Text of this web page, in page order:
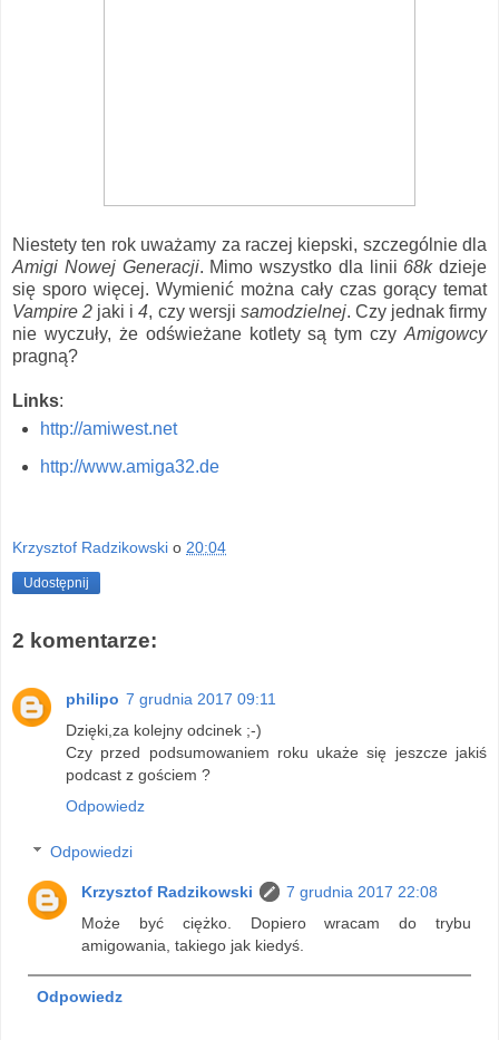
Niestety ten rok uważamy za raczej kiepski, szczególnie dla
Amigi Nowej Generacji. Mimo wszystko dla linii 68kdzieje
się sporo więcej. Wymienić można cały czas gorący temat
Vampire 2 jaki i4, czy wersji samodzielnej. Czy jednak firmy
nie wyczuły, że odświeżane kotlety są tym czy Amigowcy
pragną?
Links:
http://amiwest.net
http://www.amiga32.de
Krzysztof Radzikowski o 20:04
Udostępnij
2 komentarze:
philipo 7 grudnia 2017 09:11
Dzięki,za kolejny odcinek ;-)
Czy przed podsumowaniem roku ukaże się jeszcze jakiś
podcast z gościem ?
Odpowiedz
Odpowiedzi
Krzysztof Radzikowski
7 grudnia 2017 22:08
Może być ciężko. Dopiero wracam do trybu
amigowania, takiego jak kiedyś.
Odpowiedz